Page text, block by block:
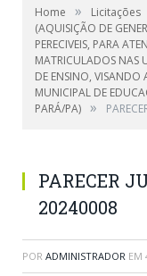
Home » Licitações
(AQUISIÇÃO DE
PERECIVEIS, PARA
MATRICULADOS NAS
DE ENSINO, VISANDO
MUNICIPAL DE
PARÁ/PA) »
PARECER
20240008
POR ADMINISTRADOR EM